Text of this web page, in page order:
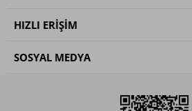
HIZLI ERIŞIM
SOSYAL MEDYA